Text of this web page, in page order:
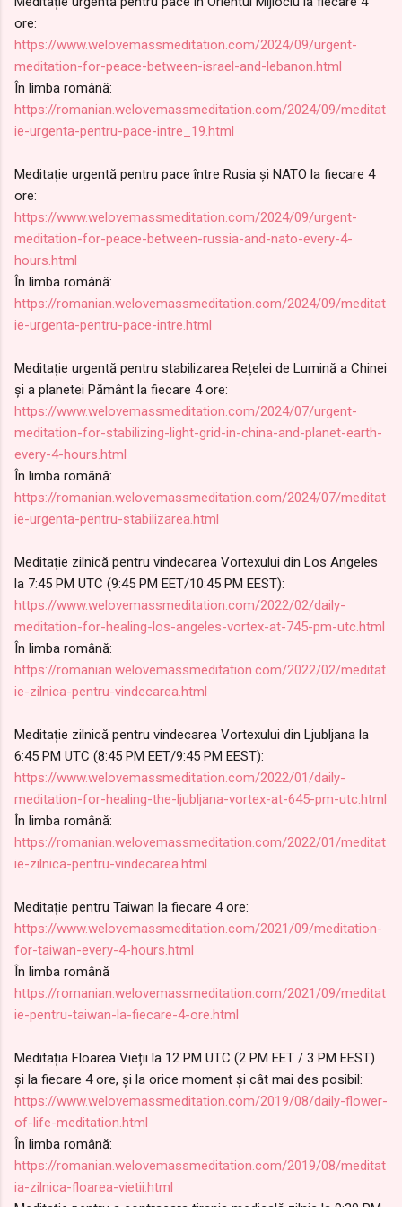
ore:
https://www.welovemassmeditation.com/2024/09/urgent-
meditation-for-peace-between-israel-and-lebanon.html
În limba română:
https://romanian.welovemassmeditation.com/2024/09/meditat
ie-urgenta-pentru-pace-intre_19.html
Meditație urgentă pentru pace între Rusia și NATO la fiecare 4
ore:
https://www.welovemassmeditation.com/2024/09/urgent-
meditation-for-peace-between-russia-and-nato-every-4-
hours.html
În limba română:
https://romanian.welovemassmeditation.com/2024/09/meditat
ie-urgenta-pentru-pace-intre.html
Meditație urgentă pentru stabilizarea Rețelei de Lumină a Chinei
și a planetei Pământ la fiecare 4 ore:
https://www.welovemassmeditation.com/2024/07/urgent-
meditation-for-stabilizing-light-grid-in-china-and-planet-earth-
every-4-hours.html
În limba română:
https://romanian.welovemassmeditation.com/2024/07/meditat
ie-urgenta-pentru-stabilizarea.html
Meditație zilnică pentru vindecarea Vortexului din Los Angeles
la 7:45 PM UTC (9:45 PM EET/10:45 PM EEST):
https://www.welovemassmeditation.com/2022/02/daily-
meditation-for-healing-los-angeles-vortex-at-745-pm-utc.html
În limba română:
https://romanian.welovemassmeditation.com/2022/02/meditat
ie-zilnica-pentru-vindecarea.html
Meditație zilnică pentru vindecarea Vortexului din Ljubljana la
6:45 PM UTC (8:45 PM EET/9:45 PM EEST):
https://www.welovemassmeditation.com/2022/01/daily-
meditation-for-healing-the-ljubljana-vortex-at-645-pm-utc.html
În limba română:
https://romanian.welovemassmeditation.com/2022/01/meditat
ie-zilnica-pentru-vindecarea.html
Meditație pentru Taiwan la fiecare 4 ore:
https://www.welovemassmeditation.com/2021/09/meditation-
for-taiwan-every-4-hours.html
În limba română
https://romanian.welovemassmeditation.com/2021/09/meditat
ie-pentru-taiwan-la-fiecare-4-ore.html
Meditația Floarea Vieții la 12 PM UTC (2 PM EET / 3 PM EEST)
și la fiecare 4 ore, și la orice moment și cât mai des posibil:
https://www.welovemassmeditation.com/2019/08/daily-flower-
of-life-meditation.html
În limba română:
https://romanian.welovemassmeditation.com/2019/08/meditat
ia-zilnica-floarea-vietii.html